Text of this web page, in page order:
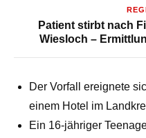
Patient stirbt nach
Wiesloch –
Der Vorfall ereignete
einem Hotel im
Ein 16-jähriger